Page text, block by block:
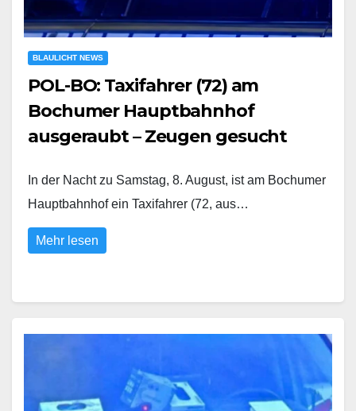
BLAULICHT NEWS
POL-BO: Taxifahrer (72) am
Bochumer Hauptbahnhof
ausgeraubt – Zeugen gesucht
In der Nacht zu Samstag, 8. August, ist am Bochumer
Hauptbahnhof ein Taxifahrer (72, aus…
Mehr lesen